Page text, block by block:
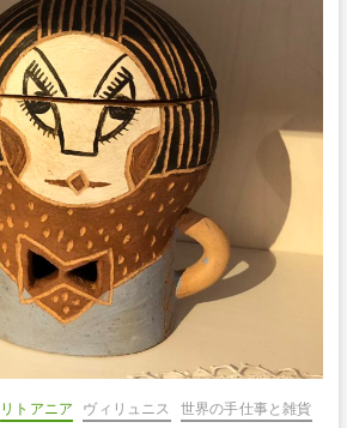
リトアニア ヴィリュニス 世界の手仕事と雑貨